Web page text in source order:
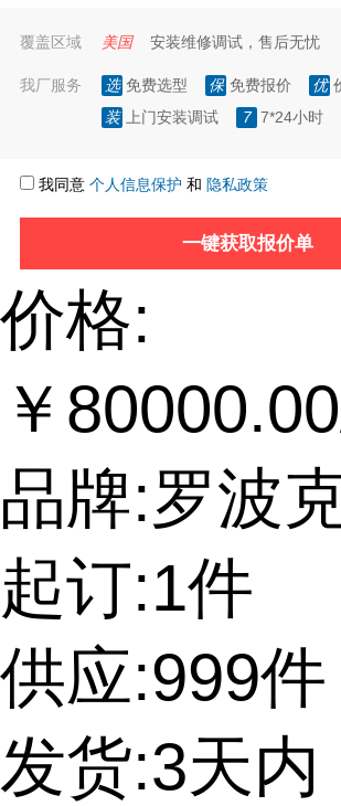
覆盖区域 美国 安装维修调试，售后无忧
我厂服务 选 免费选型 保 免费报价 优
装
上门安装调试 7 7*24小时
我同意 个人信息保护 和 隐私政策
价格:
￥80000.00
品牌:罗波
起订:1件
供应:999件
发货:3天内